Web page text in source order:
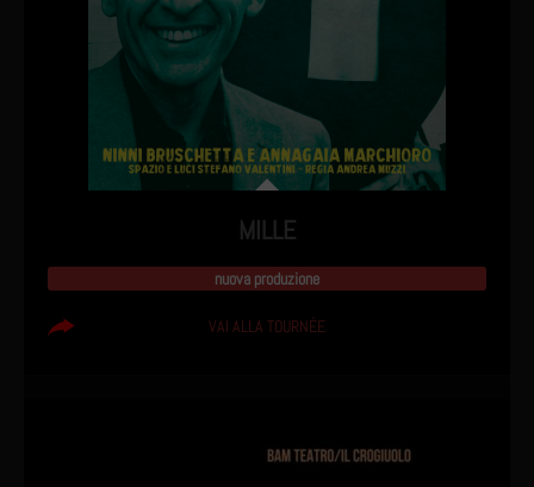
MILLE
nuova produzione
VAI ALLA TOURNÉE